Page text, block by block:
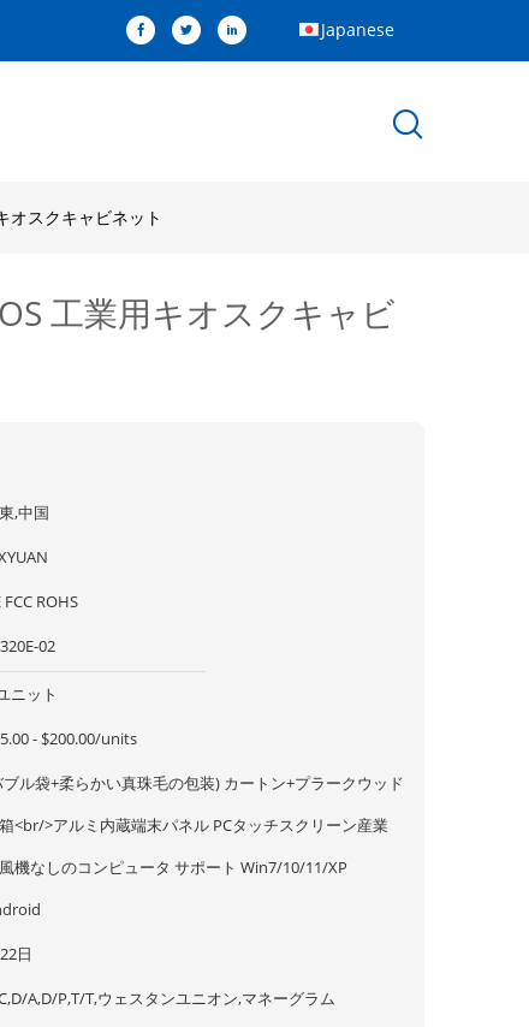
Japanese
オスクキャビネット
工業用キオスクキャビ
,中国
FCC ROHS
02
ニット
- $200.00/units
ブル袋+柔らかい真珠毛の包装) カートン+プラークウッド
<br/>アルミ内蔵端末パネル PCタッチスクリーン産業
機なしのコンピュータ サポート Win7/10/11/XP
日
A,D/P,T/T,ウェスタンユニオン,マネーグラム